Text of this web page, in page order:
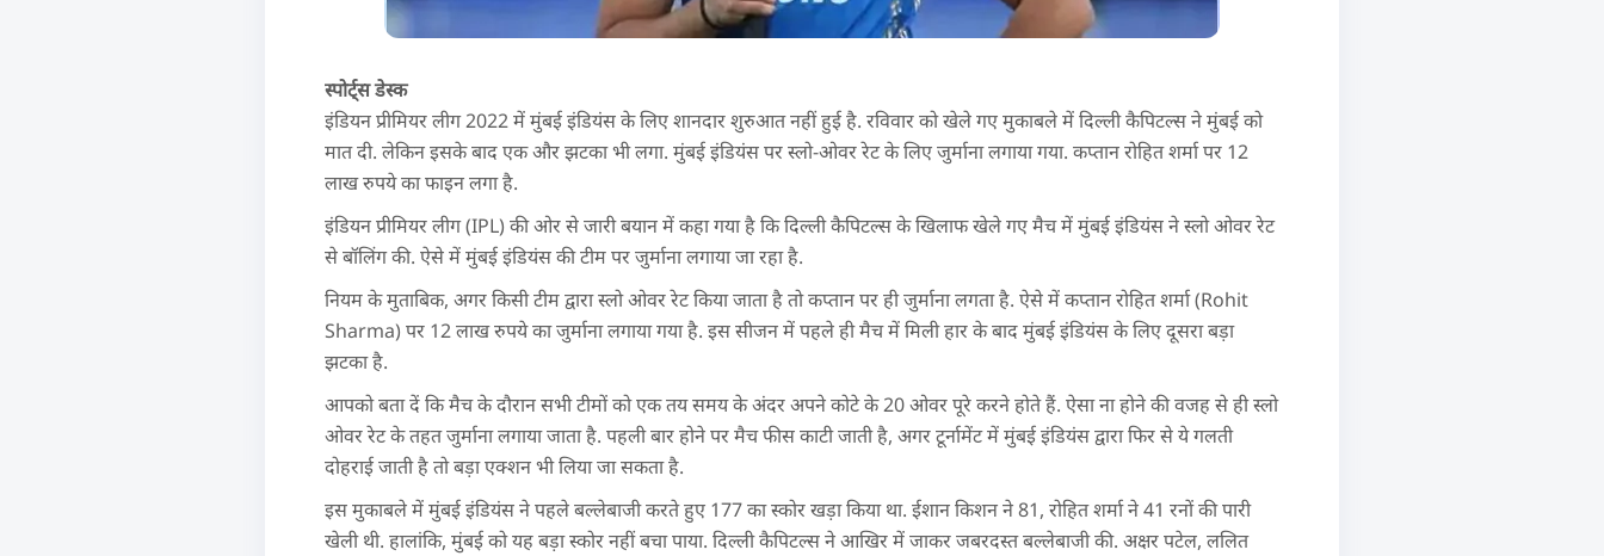
स्पोर्ट्स डेस्क
इंडियन प्रीमियर लीग 2022 में मुंबई इंडियंस के लिए शानदार शुरुआत नहीं हुई है. रविवार को खेले गए मुकाबले में दिल्ली कैपिटल्स ने मुंबई को
मात दी. लेकिन इसके बाद एक और झटका भी लगा. मुंबई इंडियंस पर स्लो-ओवर रेट के लिए जुर्माना लगाया गया. कप्तान रोहित शर्मा पर 12
लाख रुपये का फाइन लगा है.
इंडियन प्रीमियर लीग (IPL) की ओर से जारी बयान में कहा गया है कि दिल्ली कैपिटल्स के खिलाफ खेले गए मैच में मुंबई इंडियंस ने स्लो ओवर रेट
से बॉलिंग की. ऐसे में मुंबई इंडियंस की टीम पर जुर्माना लगाया जा रहा है.
नियम के मुताबिक, अगर किसी टीम द्वारा स्लो ओवर रेट किया जाता है तो कप्तान पर ही जुर्माना लगता है. ऐसे में कप्तान रोहित शर्मा (Rohit
Sharma) पर 12 लाख रुपये का जुर्माना लगाया गया है. इस सीजन में पहले ही मैच में मिली हार के बाद मुंबई इंडियंस के लिए दूसरा बड़ा
झटका है.
आपको बता दें कि मैच के दौरान सभी टीमों को एक तय समय के अंदर अपने कोटे के 20 ओवर पूरे करने होते हैं. ऐसा ना होने की वजह से ही स्लो
ओवर रेट के तहत जुर्माना लगाया जाता है. पहली बार होने पर मैच फीस काटी जाती है, अगर टूर्नामेंट में मुंबई इंडियंस द्वारा फिर से ये गलती
दोहराई जाती है तो बड़ा एक्शन भी लिया जा सकता है.
इस मुकाबले में मुंबई इंडियंस ने पहले बल्लेबाजी करते हुए 177 का स्कोर खड़ा किया था. ईशान किशन ने 81, रोहित शर्मा ने 41 रनों की पारी
खेली थी. हालांकि, मुंबई को यह बड़ा स्कोर नहीं बचा पाया. दिल्ली कैपिटल्स ने आखिर में जाकर जबरदस्त बल्लेबाजी की. अक्षर पटेल, ललित